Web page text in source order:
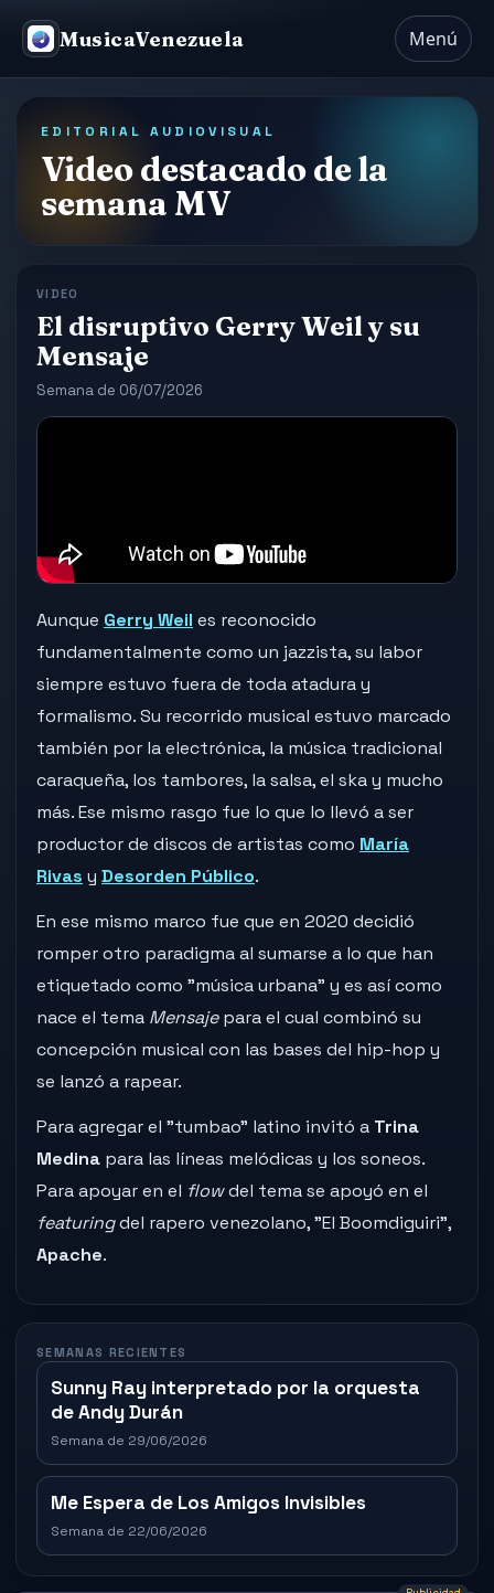
MusicaVenezuela Menú
EDITORIAL AUDIOVISUAL
Video destacado de la
semana MV
VIDEO
El disruptivo Gerry Weil y su
Mensaje
Semana de 06/07/2026
Aunque Gerry Weil es reconocido
fundamentalmente como un jazzista, su labor
siempre estuvo fuera de toda atadura y
formalismo. Su recorrido musical estuvo marcado
también por la electrónica, la música tradicional
caraqueña, los tambores, la salsa, el ska y mucho
más. Ese mismo rasgo fue lo que lo llevó a ser
productor de discos de artistas como María
Rivas y Desorden Público.
En ese mismo marco fue que en 2020 decidió
romper otro paradigma al sumarse a lo que han
etiquetado como "música urbana" y es así como
nace el tema Mensajepara el cual combinó su
concepción musical con las bases del hip-hop y
se lanzó a rapear.
Para agregar el "tumbao" latino invitó a Trina
Medina para las líneas melódicas y los soneos.
Para apoyar en el flowdel tema se apoyó en el
featuringdel rapero venezolano, "El Boomdiguiri",
Apache.
SEMANAS RECIENTES
Sunny Ray interpretado por la orquesta
de Andy Durán
Semana de 29/06/2026
Me Espera de Los Amigos Invisibles
Semana de 22/06/2026